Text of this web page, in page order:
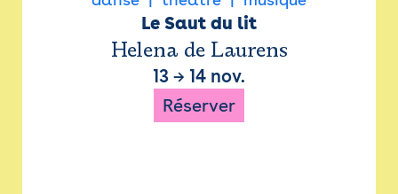
Le Saut du lit
Helena de Laurens
13 → 14 nov.
Réserver